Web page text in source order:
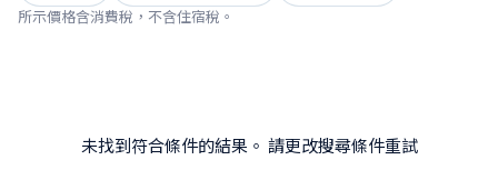
所示價格含消費稅，不含住宿稅。
未找到符合條件的結果。 請更改搜尋條件重試